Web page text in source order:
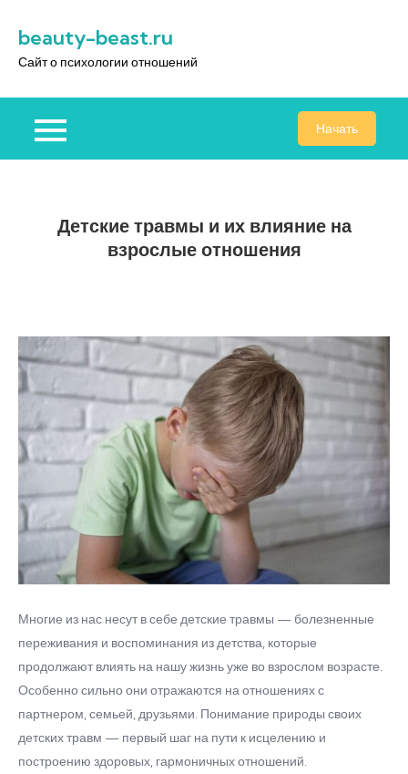
содержимому
beauty-beast.ru
Сайт о психологии отношений
Начать
Детские травмы и их влияние на
взрослые отношения
Многие из нас несут в себе детские травмы — болезненные
переживания и воспоминания из детства, которые
продолжают влиять на нашу жизнь уже во взрослом возрасте.
Особенно сильно они отражаются на отношениях с
партнером, семьей, друзьями. Понимание природы своих
детских травм — первый шаг на пути к исцелению и
построению здоровых, гармоничных отношений.